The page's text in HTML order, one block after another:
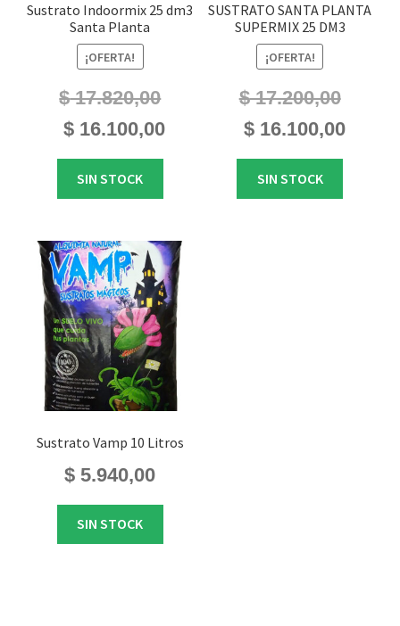
Sustrato Indoormix 25 dm3
Santa Planta
¡OFERTA!
$17.820,00
El$ 16.100,00El
SIN STOCK
SUSTRATO SANTA PLANTA
SUPERMIX 25 DM3
¡OFERTA!
$17.200,00
El$16.100,00El
SIN STOCK
Sustrato Vamp 10 Litros
$ 5.940,00
SIN STOCK